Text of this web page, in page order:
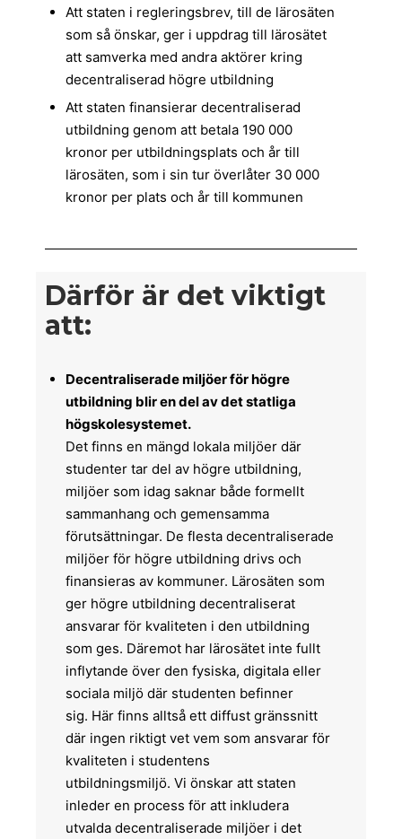
Att staten i regleringsbrev, till de lärosäten
som så önskar, ger i uppdrag till lärosätet
att samverka med andra aktörer kring
decentraliserad högre utbildning
Att staten finansierar decentraliserad
utbildning genom att betala 190 000
kronor per utbildningsplats och år till
lärosäten, som i sin tur överlåter 30 000
kronor per plats och år till kommunen
Därför är det viktigt
att:
Decentraliserade miljöer för högre
utbildning blir en del av det statliga
högskolesystemet.
Det finns en mängd lokala miljöer där
studenter tar del av högre utbildning,
miljöer som idag saknar både formellt
sammanhang och gemensamma
förutsättningar. De flesta decentraliserade
miljöer för högre utbildning drivs och
finansieras av kommuner. Lärosäten som
ger högre utbildning decentraliserat
ansvarar för kvaliteten i den utbildning
som ges. Däremot har lärosätet inte fullt
inflytande över den fysiska, digitala eller
sociala miljö där studenten befinner
sig. Här finns alltså ett diffust gränssnitt
där ingen riktigt vet vem som ansvarar för
kvaliteten i studentens
utbildningsmiljö. Vi önskar att staten
inleder en process för att inkludera
utvalda decentraliserade miljöer i det